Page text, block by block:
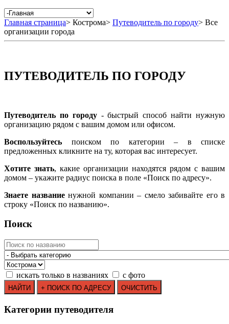
Главная страница> Кострома> Путеводитель по городу> Все
организации города
ПУТЕВОДИТЕЛЬ ПО ГОРОДУ
Путеводитель по городу- быстрый способ найти нужную
организацию рядом с вашим домом или офисом.
Воспользуйтесь поиском по категории – в списке
предложенных кликните на ту, которая вас интересует.
Хотите знать, какие организации находятся рядом с вашим
домом – укажите радиус поиска в поле «Поиск по адресу».
Знаете названиенужной компании – смело забивайте его в
строку «Поиск по названию».
Поиск
искать только в названиях с фото
Категории путеводителя